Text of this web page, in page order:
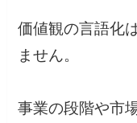
価値観の言語化
ません。
事業の段階や市